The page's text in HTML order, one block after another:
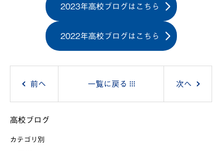
2023年高校ブログはこちら
2022年高校ブログはこちら
稿
ナ
前へ 一覧に戻る 次へ
高校ブログ
カテゴリ別